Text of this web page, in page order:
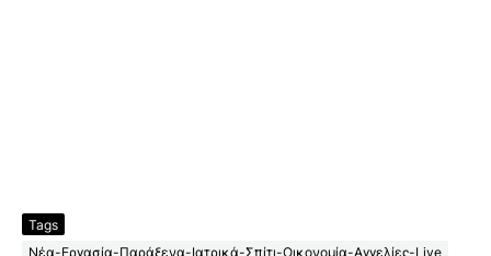
Tags
Νέα-Εργασία-Παράξενα-Ιατρικά-Σπίτι-Οικονομία-Αγγελίες-Live